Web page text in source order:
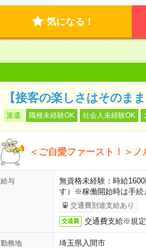
気になる！
【接客の楽しさはそのま
派遣 職種未経験OK 社会人未経験OK
＜ご自愛ファースト！＞
給与
無資格未経験：時給
す）※稼働開始時は手続
交通費別途支給あり
交通費 交通費支給※規
勤務地
埼玉県入間市